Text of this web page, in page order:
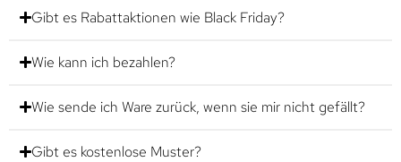
Gibt es Rabattaktionen wie Black Friday?
Wie kann ich bezahlen?
Wie sende ich Ware zurück, wenn sie mir nicht gefällt?
Gibt es kostenlose Muster?